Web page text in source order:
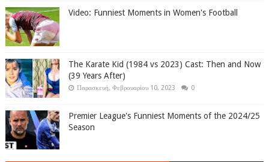
Video: Funniest Moments in Women's Football
The Karate Kid (1984 vs 2023) Cast: Then and Now
(39 Years After)
Παρασκευή, Φεβρουαρίου 10, 2023 0
Premier League's Funniest Moments of the 2024/25
Season